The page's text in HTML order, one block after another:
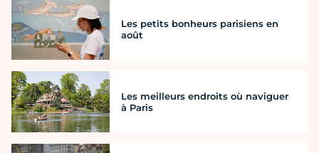
Les petits bonheurs parisiens en
août
Les meilleurs endroits où naviguer
à Paris